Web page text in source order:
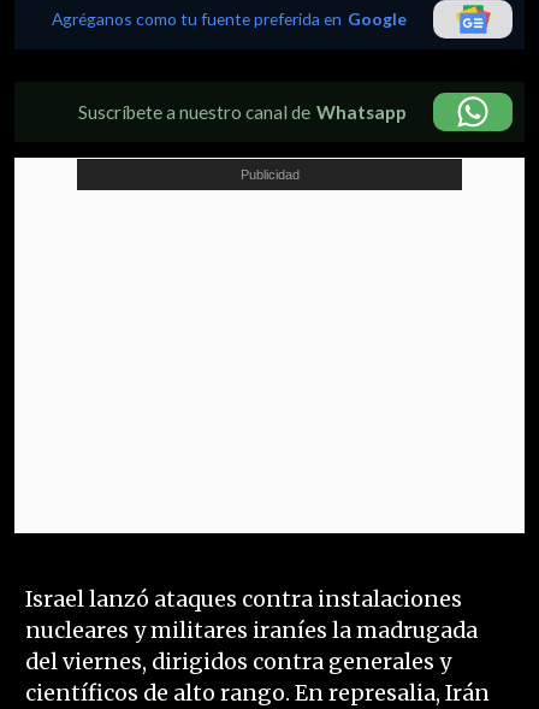
Agréganos como tu fuente preferida en Google
Suscríbete a nuestro canal de Whatsapp
Israel lanzó ataques contra instalaciones
nucleares y militares iraníes la madrugada
del viernes, dirigidos contra generales y
científicos de alto rango. En represalia, Irán